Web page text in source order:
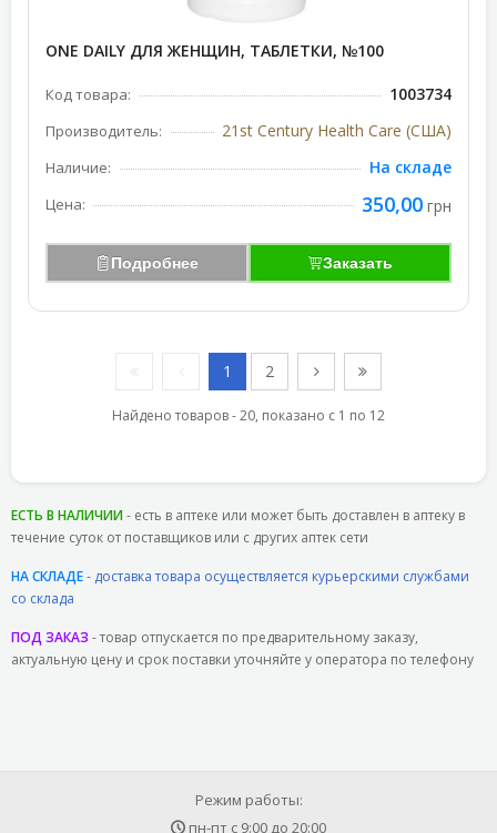
ONE DAILY ДЛЯ ЖЕНЩИН, ТАБЛЕТКИ, №100
Код товара: 1003734
Производитель: 21st Century Health Care (США)
Наличие: На складе
Цена: 350,00 грн
Подробнее Заказать
1 2
Найдено товаров - 20, показано с 1 по 12
ЕСТЬ В НАЛИЧИИ- есть в аптеке или может быть доставлен в аптеку в
течение суток от поставщиков или с других аптек сети
НА СКЛАДЕ- доставка товара осуществляется курьерскими службами
со склада
ПОД ЗАКАЗ - товар отпускается по предварительному заказу,
актуальную цену и срок поставки уточняйте у оператора по телефону
Режим работы:
пн-пт с 9:00 до 20:00